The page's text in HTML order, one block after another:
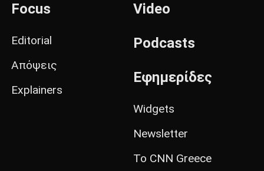
Focus
Editorial
Απόψεις
Explainers
Video
Podcasts
Εφημερίδες
Widgets
Newsletter
Το CNN Greece